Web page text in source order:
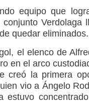
equipo que
Verdolaga
quedar eliminados.
el elenco de
en el arco
creó la primera
vio a Ángelo
estuvo